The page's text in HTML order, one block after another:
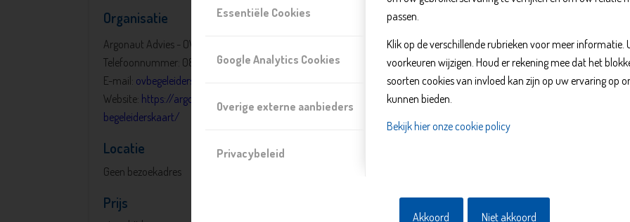
Essentiële Cookies
Google Analytics Cookies
Overige externe aanbieders
Privacybeleid
passen.
Klik op de verschillende rubrieken voor meer informatie.
voorkeuren wijzigen. Houd er rekening mee dat het
soorten cookies van invloed kan zijn op uw ervaring op
kunnen bieden.
Bekijk hier onze cookie policy
Akkoord Niet akkoord
Organisatie
Argonaut Advies - OV-Begeleiderskaart
Telefoonnummer: 088 229 8080
E-mail: ovbegeleiderskaart@argonaut.nl
Website: https://argonaut.nl/regeling-ov-
begeleiderskaart/
Locatie
Geen bezoekadres
Prijs